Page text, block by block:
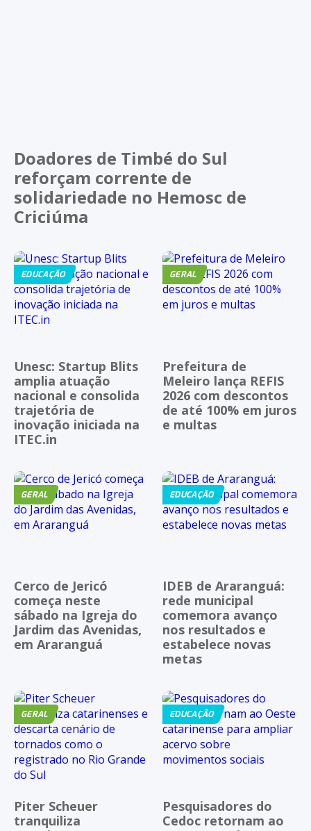
Doadores de Timbé do Sul
reforçam corrente de
solidariedade no Hemosc de
Criciúma
EDUCAÇÃO
Unesc: Startup Blits
amplia atuação
nacional e consolida
trajetória de
inovação iniciada na
ITEC.in
GERAL
Prefeitura de
Meleiro lança REFIS
2026 com descontos
de até 100% em juros
e multas
GERAL
Cerco de Jericó
começa neste
sábado na Igreja do
Jardim das Avenidas,
em Araranguá
EDUCAÇÃO
IDEB de Araranguá:
rede municipal
comemora avanço
nos resultados e
estabelece novas
metas
GERAL
Piter Scheuer
tranquiliza
EDUCAÇÃO
Pesquisadores do
Cedoc retornam ao